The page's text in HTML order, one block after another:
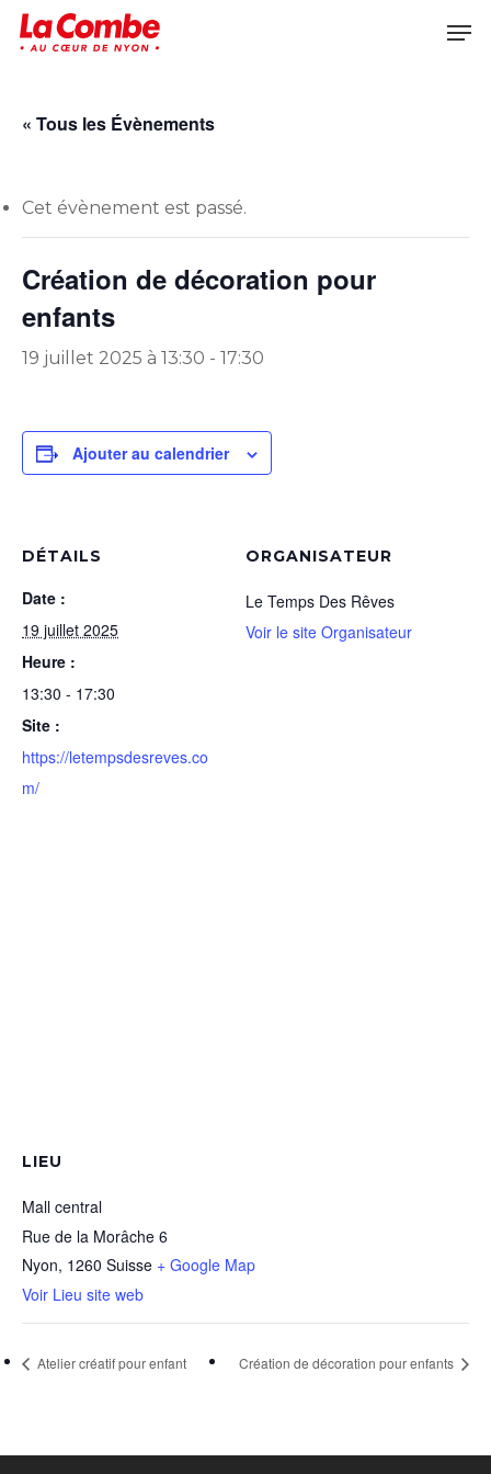
Skip
« Tous les Évènements
Cet évènement est passé.
Création de décoration pour
enfants
19 juillet 2025 à 13:30 - 17:30
Ajouter au calendrier
DÉTAILS
Date :
19 juillet 2025
Heure :
13:30 - 17:30
Site :
https://letempsdesreves.co
m/
ORGANISATEUR
Le Temps Des Rêves
Voir le site Organisateur
LIEU
Mall central
Rue de la Morâche 6
Nyon, 1260 Suisse + Google Map
Voir Lieu site web
Atelier créatif pour enfant Création de décoration pour enfants